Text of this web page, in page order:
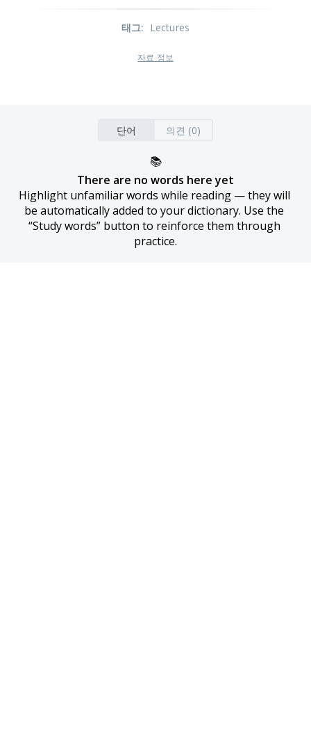
태그: Lectures
자료 정보
단어 의견 (0)
📚
There are no words here yet
Highlight unfamiliar words while reading — they will
be automatically added to your dictionary. Use the
“Study words” button to reinforce them through
practice.